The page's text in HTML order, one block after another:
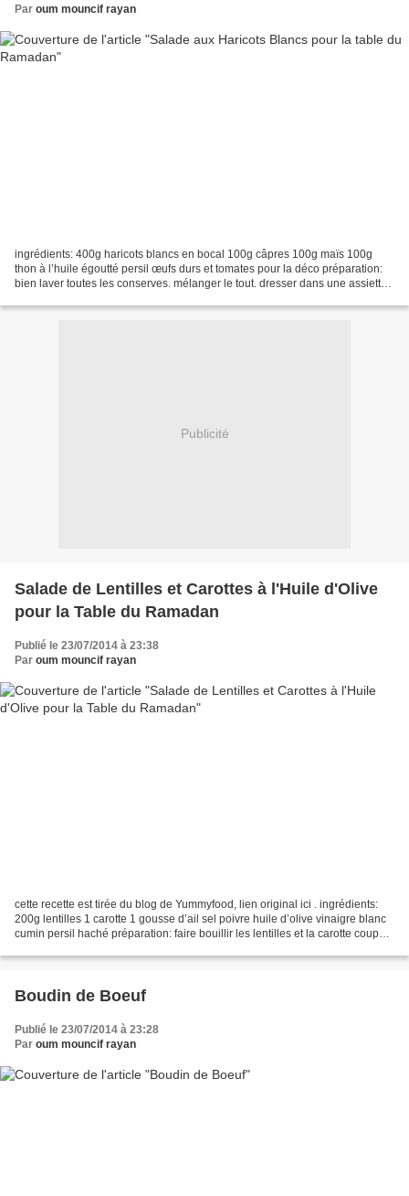
Par oum mouncif rayan
ingrédients: 400g haricots blancs en bocal 100g câpres 100g maïs 100g
thon à l’huile égoutté persil œufs durs et tomates pour la déco préparation:
bien laver toutes les conserves. mélanger le tout. dresser dans une assiette.
Publicité
Salade de Lentilles et Carottes à l'Huile d'Olive
pour la Table du Ramadan
Publié le 23/07/2014 à 23:38
Par oum mouncif rayan
cette recette est tirée du blog de Yummyfood, lien original ici . ingrédients:
200g lentilles 1 carotte 1 gousse d’ail sel poivre huile d’olive vinaigre blanc
cumin persil haché préparation: faire bouillir les lentilles et la carotte coupée
Boudin de Boeuf
Publié le 23/07/2014 à 23:28
Par oum mouncif rayan